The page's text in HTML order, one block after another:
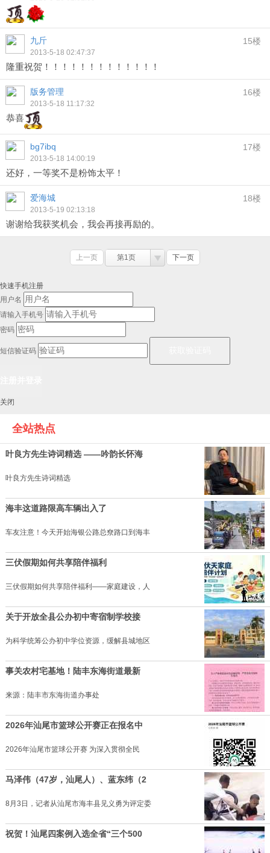
九斤
2013-5-18 02:47:37
15楼
隆重祝贺！！！！！！！！！！！！！
版务管理
2013-5-18 11:17:32
16楼
恭喜
bg7ibq
2013-5-18 14:00:19
17楼
还好，一等奖不是粉饰太平！
爱海城
2013-5-19 02:13:18
18楼
谢谢给我获奖机会，我会再接再励的。
上一页 第1页 下一页
快速手机注册
用户名
请输入手机号
密码
短信验证码
关闭
全站热点
叶良方先生诗词精选 ——吟韵长怀海
叶良方先生诗词精选
海丰这道路限高车辆出入了
车友注意！今天开始海银公路总尞路口到海丰
三伏假期如何共享陪伴福利
三伏假期如何共享陪伴福利——家庭建设，人
关于开放全县公办初中寄宿制学校接
为科学统筹公办初中学位资源，缓解县城地区
事关农村宅基地！陆丰东海街道最新
来源：陆丰市东海街道办事处
2026年汕尾市篮球公开赛正在报名中
2026年汕尾市篮球公开赛 为深入贯彻全民
马泽伟（47岁，汕尾人）、蓝东纬（2
8月3日，记者从汕尾市海丰县见义勇为评定委
祝贺！汕尾四案例入选全省“三个500